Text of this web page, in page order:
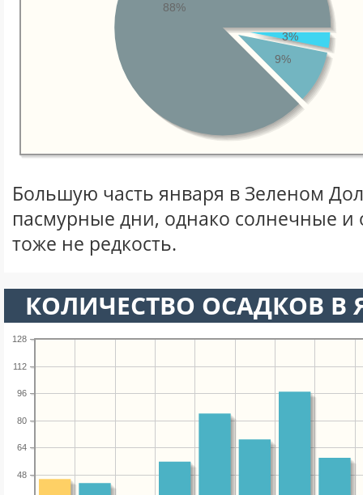
3%
9%
88%
Большую часть января в Зеленом
пасмурные дни, однако солнечные
тоже не редкость.
КОЛИЧЕСТВО ОСАДКОВ В
48
64
80
96
112
128